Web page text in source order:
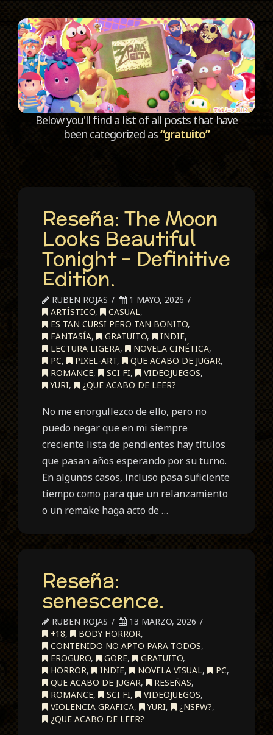
Below you'll find a list of all posts that have
been categorized as“gratuito”
Reseña: The Moon
Looks Beautiful
Tonight – Definitive
Edition.
RUBEN ROJAS
1 MAYO, 2026
ARTÍSTICO, CASUAL,
ES TAN CURSI PERO TAN BONITO,
FANTASÍA, GRATUITO, INDIE,
LECTURA LIGERA, NOVELA CINÉTICA,
PC, PIXEL-ART, QUE ACABO DE JUGAR,
ROMANCE, SCI FI, VIDEOJUEGOS,
YURI, ¿QUE ACABO DE LEER?
No me enorgullezco de ello, pero no
puedo negar que en mi siempre
creciente lista de pendientes hay títulos
que pasan años esperando por su turno.
En algunos casos, incluso pasa suficiente
tiempo como para que un relanzamiento
o un remake haga acto de …
Reseña:
senescence.
RUBEN ROJAS
13 MARZO, 2026
+18, BODY HORROR,
CONTENIDO NO APTO PARA TODOS,
EROGURO, GORE, GRATUITO,
HORROR, INDIE, NOVELA VISUAL, PC,
QUE ACABO DE JUGAR, RESEÑAS,
ROMANCE, SCI FI, VIDEOJUEGOS,
VIOLENCIA GRAFICA, YURI, ¿NSFW?,
¿QUE ACABO DE LEER?